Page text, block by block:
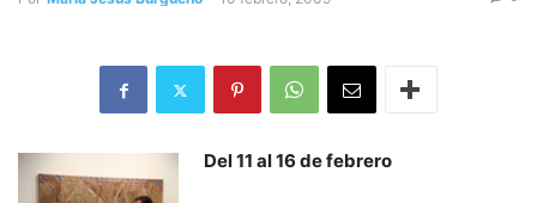
Del 11 al 16 de febrero